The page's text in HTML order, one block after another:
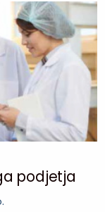
podjetja